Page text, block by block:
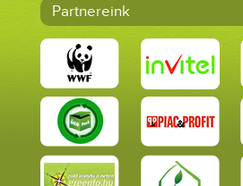
Partnereink